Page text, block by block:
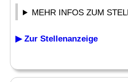
MEHR INFOS ZUM
▶ Zur Stellenanzeige